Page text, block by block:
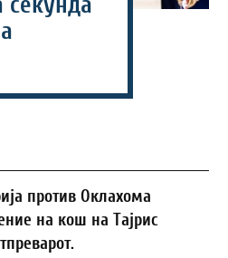
против Оклахома
на кош на Тајрис